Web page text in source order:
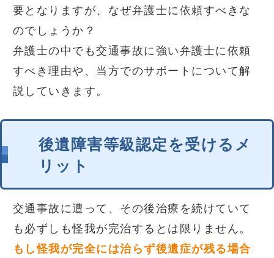
要となりますが、なぜ弁護士に依頼すべきな
のでしょうか？
弁護士の中でも交通事故に強い弁護士に依頼
すべき理由や、当方でのサポートについて解
説していきます。
後遺障害等級認定を受けるメ
リット
交通事故に遭って、その後治療を続けていて
も必ずしも怪我が完治するとは限りません。
もし怪我が完全には治らず後遺症が残る場合